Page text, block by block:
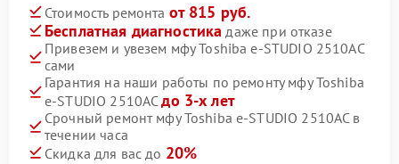
Стоимость ремонта от 815 руб.
Бесплатная диагностика даже при отказе
Привезем и увезем мфу Toshiba e-STUDIO 2510AC
сами
Гарантия на наши работы по ремонту мфу Toshiba
e-STUDIO 2510ACдо 3-х лет
Срочный ремонт мфу Toshiba e-STUDIO 2510AC в
течении часа
Скидка для вас до 20%